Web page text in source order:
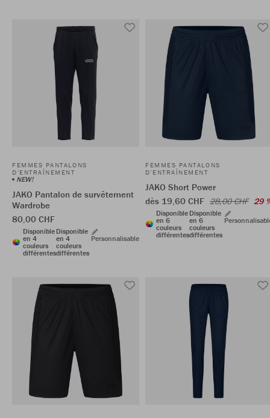
FEMMES PANTALONS
D'ENTRAÎNEMENT
NEW!
JAKO Pantalon de survêtement
Wardrobe
80,00 CHF
Disponible
en 4
couleurs
différentes
Disponible
en 4
couleurs
différentes
Personnalisable
FEMMES PANTALONS
D'ENTRAÎNEMENT
JAKO Short Power
dès 19,60 CHF 28,00 CHF 29
Disponible
en 6
couleurs
différentes
Disponible
en 6
couleurs
différentes